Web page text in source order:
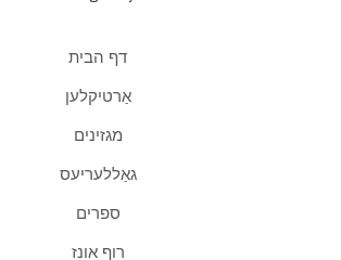
דף הבית
אַרטיקלען
מגזינים
גאַללעריעס
ספרים
רוף אונז